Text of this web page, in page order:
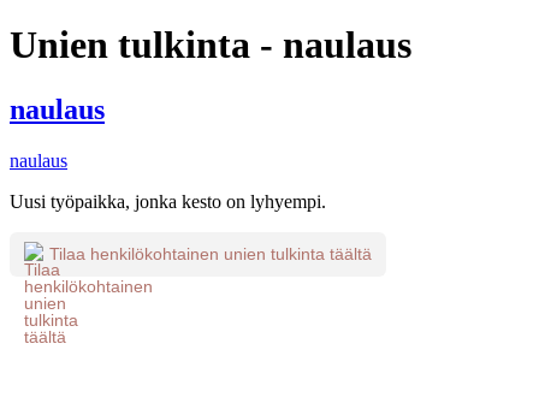
Unien tulkinta - naulaus
naulaus
naulaus
Uusi työpaikka, jonka kesto on lyhyempi.
Tilaa henkilökohtainen unien tulkinta täältä